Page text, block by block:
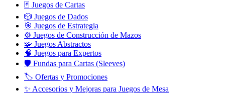
🃏 Juegos de Cartas
🎲 Juegos de Dados
🎯 Juegos de Estrategia
⚙️ Juegos de Construcción de Mazos
🧩 Juegos Abstractos
🧠 Juegos para Expertos
🛡️ Fundas para Cartas (Sleeves)
🏷️ Ofertas y Promociones
✨ Accesorios y Mejoras para Juegos de Mesa